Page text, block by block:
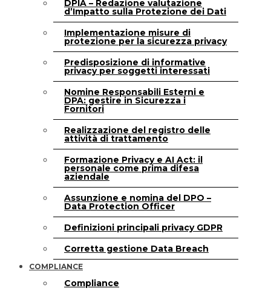
DPIA – Redazione valutazione
d’Impatto sulla Protezione dei Dati
Implementazione misure di
protezione per la sicurezza privacy
Predisposizione di informative
privacy per soggetti interessati
Nomine Responsabili Esterni e
DPA: gestire in Sicurezza i
Fornitori
Realizzazione del registro delle
attività di trattamento
Formazione Privacy e AI Act: il
personale come prima difesa
aziendale
Assunzione e nomina del DPO –
Data Protection Officer
Definizioni principali privacy GDPR
Corretta gestione Data Breach
COMPLIANCE
Compliance